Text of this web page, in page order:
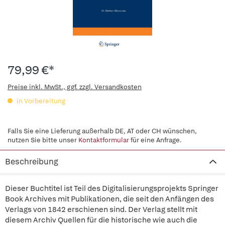
79,99 €*
Preise inkl. MwSt., ggf. zzgl. Versandkosten
in Vorbereitung
Falls Sie eine Lieferung außerhalb DE, AT oder CH wünschen,
nutzen Sie bitte unser Kontaktformularfür eine Anfrage.
Beschreibung
Dieser Buchtitel ist Teil des Digitalisierungsprojekts Springer
Book Archives mit Publikationen, die seit den Anfängen des
Verlags von 1842 erschienen sind. Der Verlag stellt mit
diesem Archiv Quellen für die historische wie auch die